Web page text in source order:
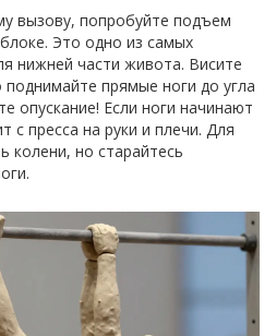
вызову, попробуйте подъем
Это одно из самых
нижней части живота. Висите
прямые ноги до угла
опускание! Если ноги начинают
с пресса на руки и плечи. Для
колени, но старайтесь